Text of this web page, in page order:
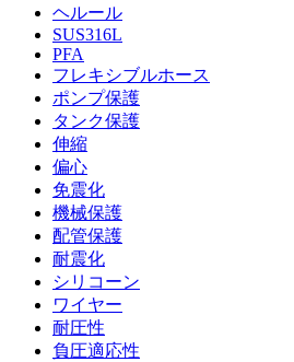
ヘルール
SUS316L
PFA
フレキシブルホース
ポンプ保護
タンク保護
伸縮
偏心
免震化
機械保護
配管保護
耐震化
シリコーン
ワイヤー
耐圧性
負圧適応性